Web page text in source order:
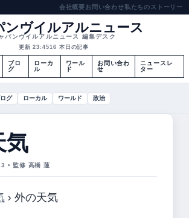
会社概要お問い合わせ私たちのストーリー
ンヴイルアルニュース
パンヴイルアルニュース 編集デスク
更新 23:4516 本日の記事
ブロ
グ
ローカ
ル
ワール
ド
お問い合わ
せ
ニュースレ
ター
グ ローカル ワールド 政治
気
• 監修 高橋 蓮
› 外の天気